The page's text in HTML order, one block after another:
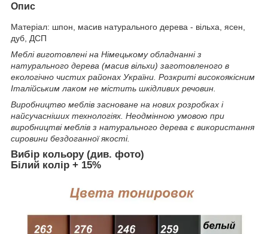
Опис
Матеріал: шпон, масив натурального дерева - вільха, ясен,
дуб, ДСП
Меблі виготовлені на Німецькому обладнанні з
натурального дерева (масив вільхи) заготовленого в
екологічно чистих районах України. Розкриті високоякісним
Італійським лаком не містить шкідливих речовин.
Виробництво меблів засноване на нових розробках і
найсучасніших технологіях. Неодмінною умовою при
виробництві меблів з натурального дерева є використання
сировини бездоганної якості.
Вибір кольору (див. фото)
Білий колір + 15%